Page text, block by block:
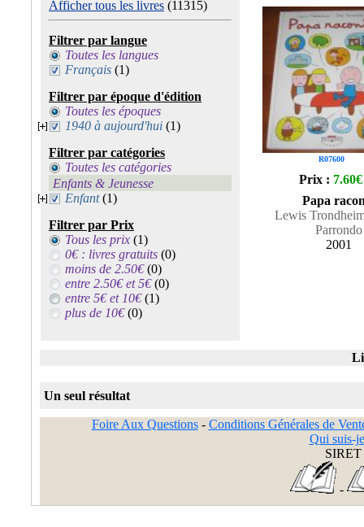
Afficher tous les livres (11315)
Filtrer par langue
Toutes les langues
Français (1)
Filtrer par époque d'édition
Toutes les époques
1940 à aujourd'hui (1)
Filtrer par catégories
Toutes les catégories
Enfants & Jeunesse
Enfant(1)
Filtrer par Prix
Tous les prix (1)
0€ : livres gratuits (0)
moins de 2.50€(0)
entre 2.50€ et 5€(0)
entre 5€ et 10€(1)
plus de 10€(0)
R07600
Prix : 7.60€
Papa
Lewis
Parrondo
2001
Un seul résultat
Foire Aux Questions- Conditions Générales de
Qui suis-
SIRET
-